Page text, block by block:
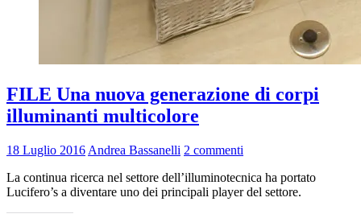
FILE Una nuova generazione di corpi
illuminanti multicolore
18 Luglio 2016 Andrea Bassanelli 2 commenti
La continua ricerca nel settore dell’illuminotecnica ha portato
Lucifero’s a diventare uno dei principali player del settore.